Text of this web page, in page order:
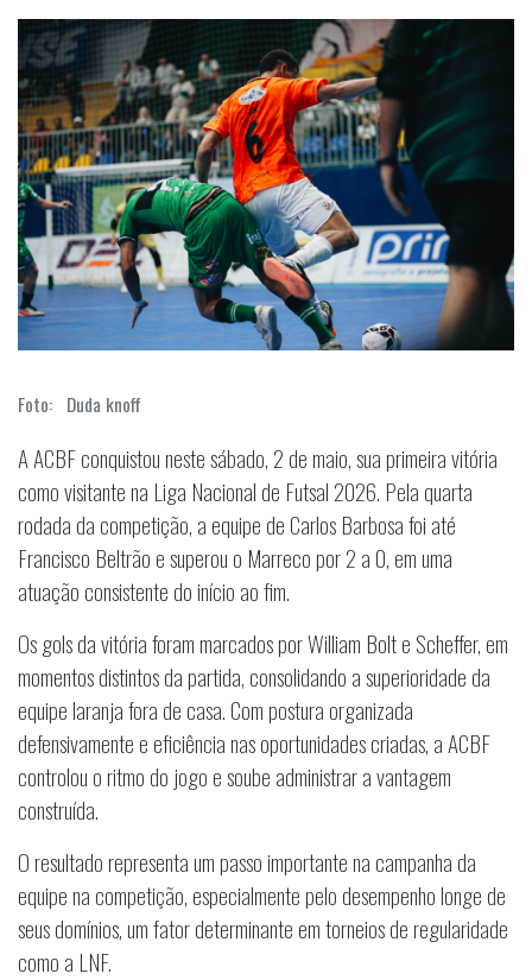
Foto: Duda knoff
A ACBF conquistou neste sábado, 2 de maio, sua primeira vitória
como visitante na Liga Nacional de Futsal 2026. Pela quarta
rodada da competição, a equipe de Carlos Barbosa foi até
Francisco Beltrão e superou o Marreco por 2 a 0, em uma
atuação consistente do início ao fim.
Os gols da vitória foram marcados por William Bolt e Scheffer, em
momentos distintos da partida, consolidando a superioridade da
equipe laranja fora de casa. Com postura organizada
defensivamente e eficiência nas oportunidades criadas, a ACBF
controlou o ritmo do jogo e soube administrar a vantagem
construída.
O resultado representa um passo importante na campanha da
equipe na competição, especialmente pelo desempenho longe de
seus domínios, um fator determinante em torneios de regularidade
como a LNF.